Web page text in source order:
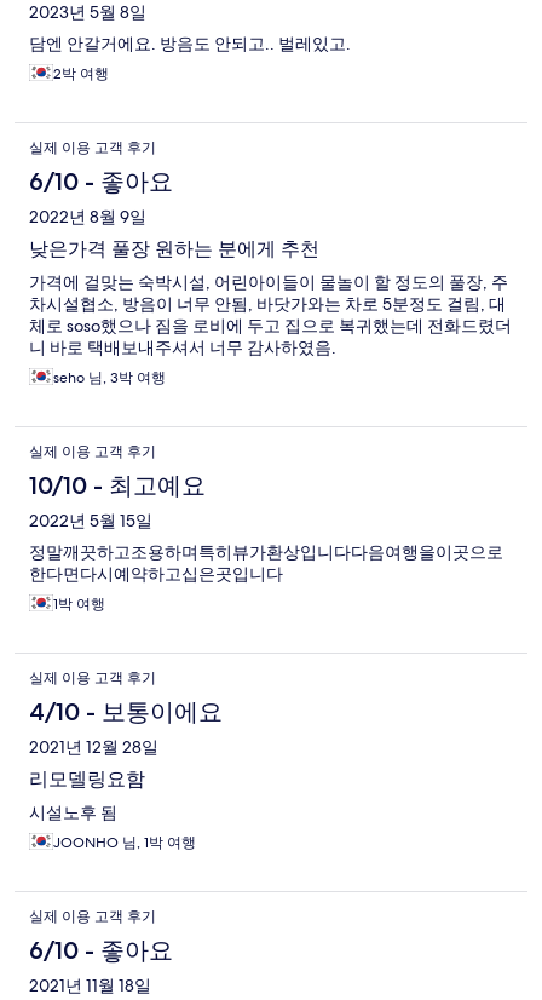
2023년 5월 8일
담엔 안갈거에요. 방음도 안되고.. 벌레있고.
2박 여행
실제 이용 고객 후기
6/10 - 좋아요
2022년 8월 9일
낮은가격 풀장 원하는 분에게 추천
가격에 걸맞는 숙박시설, 어린아이들이 물놀이 할 정도의 풀장, 주
차시설협소, 방음이 너무 안됨, 바닷가와는 차로 5분정도 걸림, 대
체로 soso했으나 짐을 로비에 두고 집으로 복귀했는데 전화드렸더
니 바로 택배보내주셔서 너무 감사하였음.
seho 님, 3박 여행
실제 이용 고객 후기
10/10 - 최고예요
2022년 5월 15일
정말깨끗하고조용하며특히뷰가환상입니다다음여행을이곳으로
한다면다시예약하고십은곳입니다
1박 여행
실제 이용 고객 후기
4/10 - 보통이에요
2021년 12월 28일
리모델링요함
시설노후 됨
JOONHO 님, 1박 여행
실제 이용 고객 후기
6/10 - 좋아요
2021년 11월 18일